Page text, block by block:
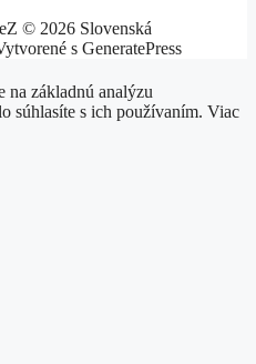
© 2026 Slovenská
s GeneratePress
na základnú analýzu
súhlasíte s ich používaním. Viac